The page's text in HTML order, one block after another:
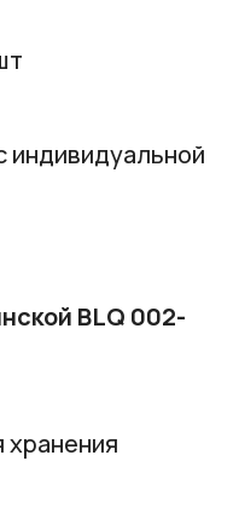
индивидуальной
BLQ 002-
хранения